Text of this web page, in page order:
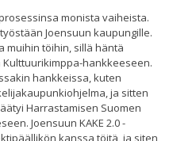
monista vaiheista.
Joensuun kaupungille.
muihin töihin, sillä häntä
Kulttuurikimppa-hankkeeseen.
hankkeissa, kuten
, ja sitten
Harrastamisen Suomen
Joensuun KAKE 2.0 -
kanssa töitä, ja siten